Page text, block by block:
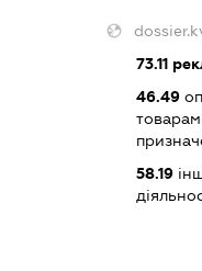
73.11
46.49
58.19